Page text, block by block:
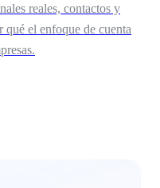
reales, contactos y
el enfoque de cuenta